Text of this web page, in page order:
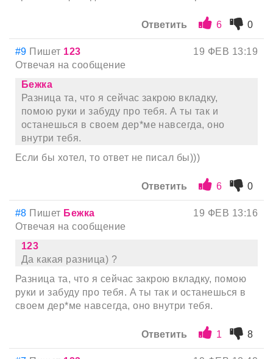
Ответить 6 0
#9 Пишет 123
19 ФЕВ 13:19
Отвечая на сообщение
Бежка
Разница та, что я сейчас закрою вкладку,
помою руки и забуду про тебя. А ты так и
останешься в своем дер*ме навсегда, оно
внутри тебя.
Если бы хотел, то ответ не писал бы)))
Ответить 6 0
#8 Пишет Бежка
19 ФЕВ 13:16
Отвечая на сообщение
123
Да какая разница) ?
Разница та, что я сейчас закрою вкладку, помою
руки и забуду про тебя. А ты так и останешься в
своем дер*ме навсегда, оно внутри тебя.
Ответить 1 8